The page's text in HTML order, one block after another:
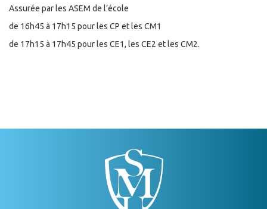
Assurée par les ASEM de l’école
de 16h45 à 17h15 pour les CP et les CM1
de 17h15 à 17h45 pour les CE1, les CE2 et les CM2.